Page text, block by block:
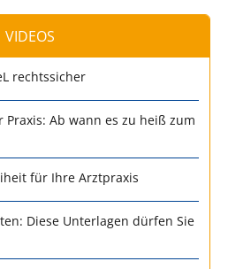
VIDEOS
rechtssicher
Ab wann es zu heiß zum
für Ihre Arztpraxis
Diese Unterlagen dürfen Sie